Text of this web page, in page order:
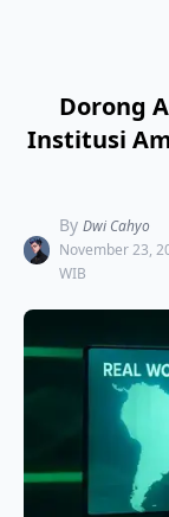
Dorong
Institusi
By Dwi Cahyo
November 23,
WIB